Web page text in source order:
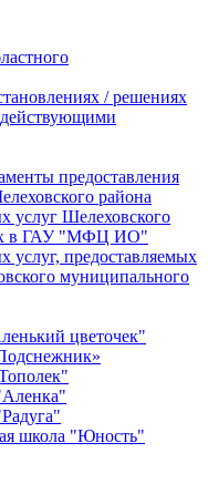
/ решениях
предоставления
района
услуг Шелеховского
в ГАУ "МФЦ ИО"
услуг, предоставляемых
муниципального
цветочек"
школа "Юность"